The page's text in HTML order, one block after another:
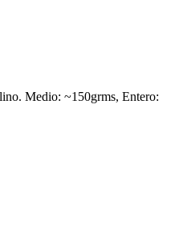
Medio: ~150grms, Entero: